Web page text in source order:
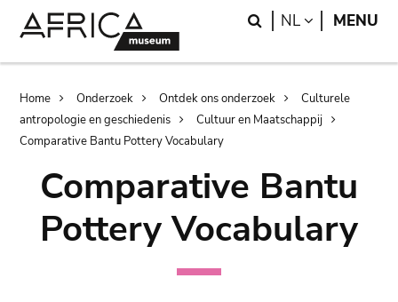
Search
NL LANGUAGE
MENU
Breadcrumb
Home Onderzoek Ontdek ons onderzoek
Culturele
antropologie en geschiedenis
Cultuur en Maatschappij
Comparative Bantu Pottery Vocabulary
Comparative Bantu
Pottery Vocabulary